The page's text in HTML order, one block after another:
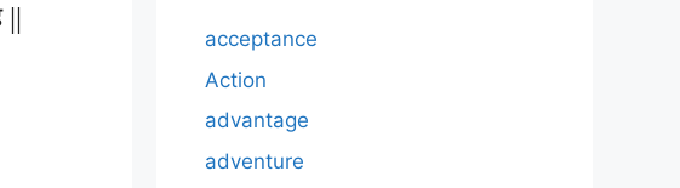
||
acceptance
Action
advantage
adventure